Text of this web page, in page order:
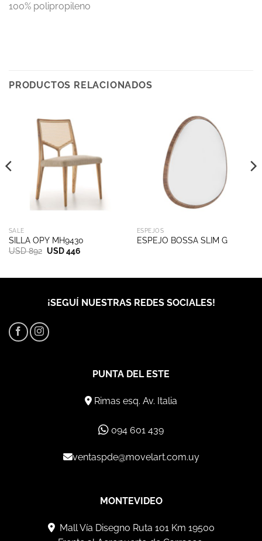
100% polipropileno
PRODUCTOS RELACIONADOS
SALE
SILLA OPY MH9430
USD892 El
precio
USD 892.
USD446El
USD 446.
ESPEJOS
ESPEJO BOSSA SLIM G
¡SEGUÍ NUESTRAS REDES SOCIALES!
PUNTA DEL ESTE
Rimas esq. Av. Italia
094 601 439
ventaspde@movelart.com.uy
MONTEVIDEO
Mall Vía Disegno Ruta 101 Km 19500